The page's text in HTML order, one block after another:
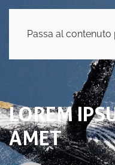
Passa al contenuto
LOREM
AMET